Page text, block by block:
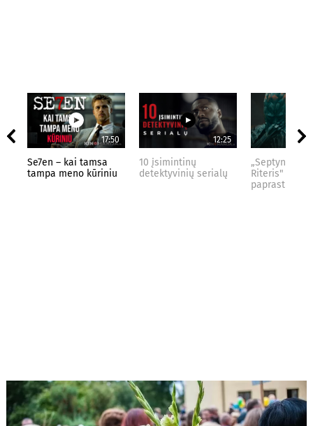
17:50
Se7en – kai tamsa
tampa meno kūriniu
12:25
10 įsimintinų
detektyvinių serialų
„Septynių
Riteris" – kai
paprastumas